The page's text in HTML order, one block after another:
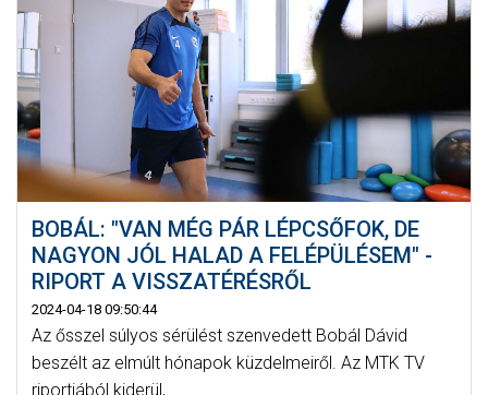
BOBÁL: "VAN MÉG PÁR LÉPCSŐFOK, DE
NAGYON JÓL HALAD A FELÉPÜLÉSEM" -
RIPORT A VISSZATÉRÉSRŐL
2024-04-18 09:50:44
Az ősszel súlyos sérülést szenvedett Bobál Dávid
beszélt az elmúlt hónapok küzdelmeiről. Az MTK TV
riportjából kiderül,...